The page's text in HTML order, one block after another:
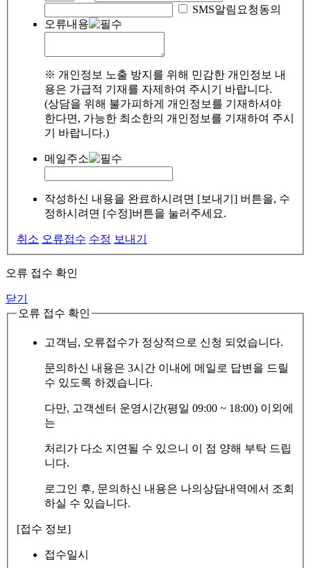
SMS알림요청동의
오류내용
※ 개인정보 노출 방지를 위해 민감한 개인정보 내
용은 가급적 기재를 자제하여 주시기 바랍니다.
(상담을 위해 불가피하게 개인정보를 기재하셔야
한다면, 가능한 최소한의 개인정보를 기재하여 주시
기 바랍니다.)
메일주소
작성하신 내용을 완료하시려면 [보내기] 버튼을, 수
정하시려면 [수정]버튼을 눌러주세요.
취소 오류접수 수정 보내기
오류 접수 확인
닫기
오류 접수 확인
고객님, 오류접수가 정상적으로 신청 되었습니다.
문의하신 내용은 3시간 이내에 메일로 답변을 드릴
수 있도록 하겠습니다.
다만, 고객센터 운영시간(평일 09:00 ~ 18:00) 이외에
는
처리가 다소 지연될 수 있으니 이 점 양해 부탁 드립
니다.
로그인 후, 문의하신 내용은 나의상담내역에서 조회
하실 수 있습니다.
[접수 정보]
접수일시